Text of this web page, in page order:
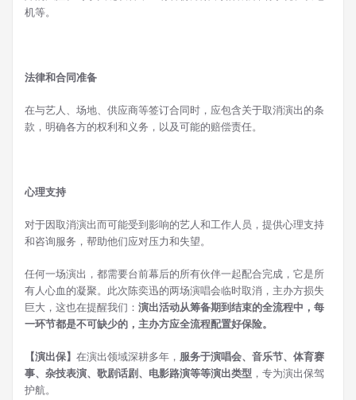
机等。
法律和合同准备
在与艺人、场地、供应商等签订合同时，应包含关于取消演出的条
款，明确各方的权利和义务，以及可能的赔偿责任。
心理支持
对于因取消演出而可能受到影响的艺人和工作人员，提供心理支持
和咨询服务，帮助他们应对压力和失望。
任何一场演出，都需要台前幕后的所有伙伴一起配合完成，它是所
有人心血的凝聚。此次陈奕迅的两场演唱会临时取消，主办方损失
巨大，这也在提醒我们： 演出活动从筹备期到结束的全流程中， 每
一环节都是不可缺少的，主办方应全流程配置好保险。
【演出保】 在演出领域深耕多年， 服务于演唱会、音乐节、体育赛
事、杂技表演、歌剧话剧、电影路演等等演出类型 ，专为演出保驾
护航。